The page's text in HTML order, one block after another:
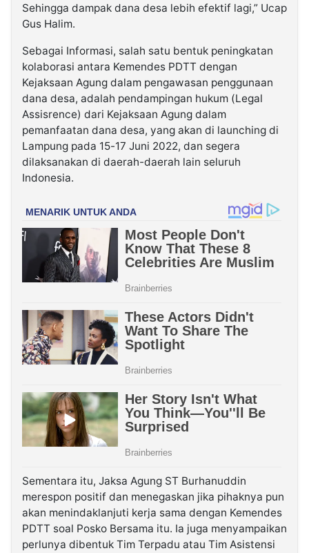
Sehingga dampak dana desa lebih efektif lagi,” Ucap
Gus Halim.
Sebagai Informasi, salah satu bentuk peningkatan
kolaborasi antara Kemendes PDTT dengan
Kejaksaan Agung dalam pengawasan penggunaan
dana desa, adalah pendampingan hukum (Legal
Assisrence) dari Kejaksaan Agung dalam
pemanfaatan dana desa, yang akan di launching di
Lampung pada 15-17 Juni 2022, dan segera
dilaksanakan di daerah-daerah lain seluruh
Indonesia.
Sementara itu, Jaksa Agung ST Burhanuddin
merespon positif dan menegaskan jika pihaknya pun
akan menindaklanjuti kerja sama dengan Kemendes
PDTT soal Posko Bersama itu. Ia juga menyampaikan
perlunya dibentuk Tim Terpadu atau Tim Asistensi